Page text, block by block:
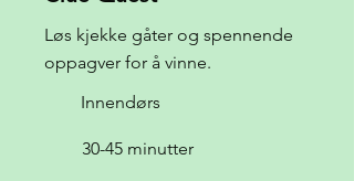
Løs kjekke gåter og spennende
oppagver for å vinne.
Innendørs
30-45 minutter